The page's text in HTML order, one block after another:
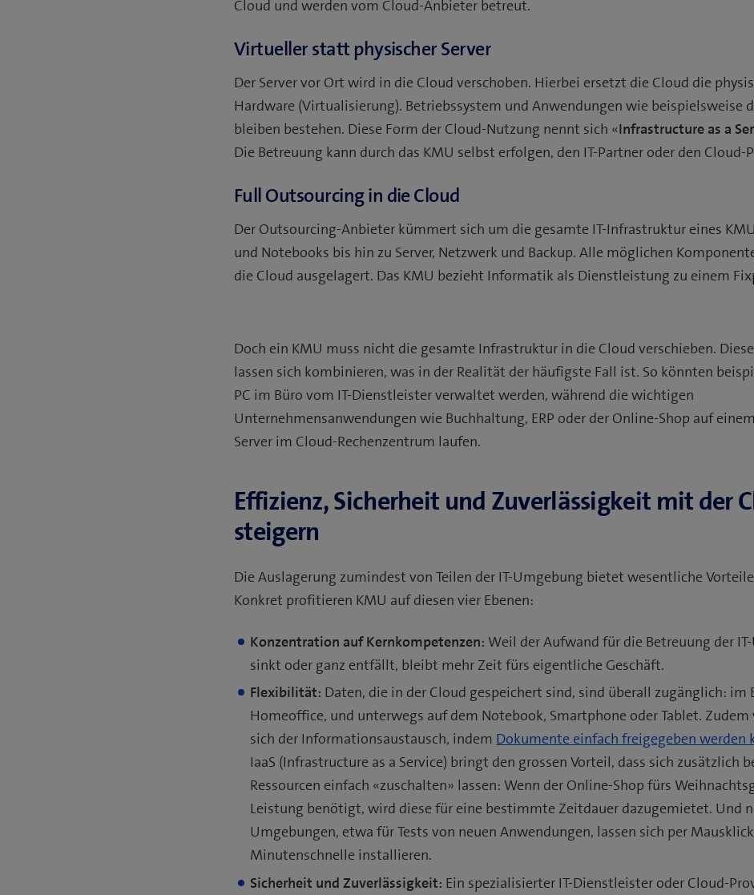
Cloud und werden vom Cloud-Anbieter betreut.
Virtueller statt physischer Server
Der Server vor Ort wird in die Cloud verschoben. Hierbei ersetzt die Cloud die
Hardware (Virtualisierung). Betriebssystem und Anwendungen wie beispielsweise
bleiben bestehen. Diese Form der Cloud-Nutzung nennt sich «Infrastructure as a
Die Betreuung kann durch das KMU selbst erfolgen, den IT-Partner oder den Cloud-
Full Outsourcing in die Cloud
Der Outsourcing-Anbieter kümmert sich um die gesamte IT-Infrastruktur eines
und Notebooks bis hin zu Server, Netzwerk und Backup. Alle möglichen
die Cloud ausgelagert. Das KMU bezieht Informatik als Dienstleistung zu einem
Doch ein KMU muss nicht die gesamte Infrastruktur in die Cloud verschieben.
lassen sich kombinieren, was in der Realität der häufigste Fall ist. So könnten
PC im Büro vom IT-Dienstleister verwaltet werden, während die wichtigen
Unternehmensanwendungen wie Buchhaltung, ERP oder der Online-Shop auf
Server im Cloud-Rechenzentrum laufen.
Effizienz, Sicherheit und Zuverlässigkeit mit der
steigern
Die Auslagerung zumindest von Teilen der IT-Umgebung bietet wesentliche
Konkret profitieren KMU auf diesen vier Ebenen:
Konzentration auf Kernkompetenzen: Weil der Aufwand für die Betreuung der
sinkt oder ganz entfällt, bleibt mehr Zeit fürs eigentliche Geschäft.
Flexibilität: Daten, die in der Cloud gespeichert sind, sind überall zugänglich: im
Homeoffice, und unterwegs auf dem Notebook, Smartphone oder Tablet.
sich der Informationsaustausch, indem Dokumente einfach freigegeben werden
IaaS (Infrastructure as a Service) bringt den grossen Vorteil, dass sich zusätzlich
Ressourcen einfach «zuschalten» lassen: Wenn der Online-Shop fürs
Leistung benötigt, wird diese für eine bestimmte Zeitdauer dazugemietet. Und
Umgebungen, etwa für Tests von neuen Anwendungen, lassen sich per
Minutenschnelle installieren.
Sicherheit und Zuverlässigkeit: Ein spezialisierter IT-Dienstleister oder Cloud-